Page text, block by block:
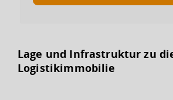
Lage und Infrastruktur zu
Logistikimmobilie